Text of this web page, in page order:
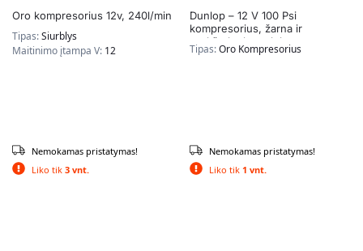
Oro kompresorius 12v, 240l/min
Tipas:Siurblys
Maitinimo įtampa V: 12
Liko tik 3 vnt.
Nemokamas pristatymas!
Dunlop – 12 V 100 Psi
kompresorius, žarna ir
purkštukų komplektas
Tipas:Oro Kompresorius
Liko tik 1 vnt.
Nemokamas pristatymas!